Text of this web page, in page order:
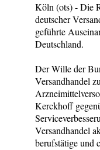
Köln (ots) - Die
deutscher
geführte
Deutschland.
Der Wille der
Versandhandel
Kerckhoff
Versandhandel
berufstätige und